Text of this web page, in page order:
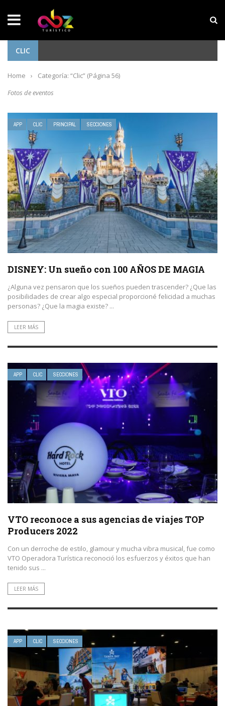
NOTICIAS SOBRESALIENTES
CLIC
Home › Categoría: “Clic” (Página 56)
Fotos de eventos
APP CLIC PRINCIPAL SECCIONES
DISNEY: Un sueño con 100 AÑOS DE MAGIA
¿Alguna vez pensaron que los sueños pueden trascender? ¿Que las
posibilidades de crear algo especial proporcioné felicidad a muchas
personas? ¿Que la magia existe? ...
LEER MÁS
APP CLIC SECCIONES
VTO reconoce a sus agencias de viajes TOP
Producers 2022
Con un derroche de estilo, glamour y mucha vibra musical, fue como
VTO Operadora Turística reconoció los esfuerzos y éxitos que han
tenido sus ...
LEER MÁS
APP CLIC SECCIONES